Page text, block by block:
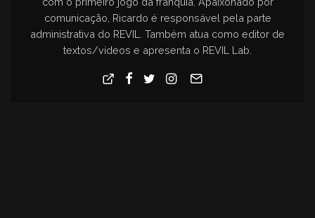
comunicação, Ricardo é responsável pela parte
administrativa do REVIL. Também atua como editor de
textos/vídeos e apresenta o REVIL Lab.